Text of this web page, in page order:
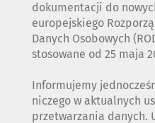
dokumentacji do
europejskiego
Danych Osobowych
stosowane od 25 maja
Informujemy
niczego w aktualnych
przetwarzania danych.